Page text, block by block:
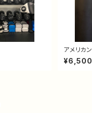
¥6,500